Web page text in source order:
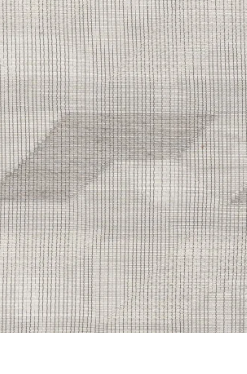
Modal
Polyester
Satin
Soie
Velours